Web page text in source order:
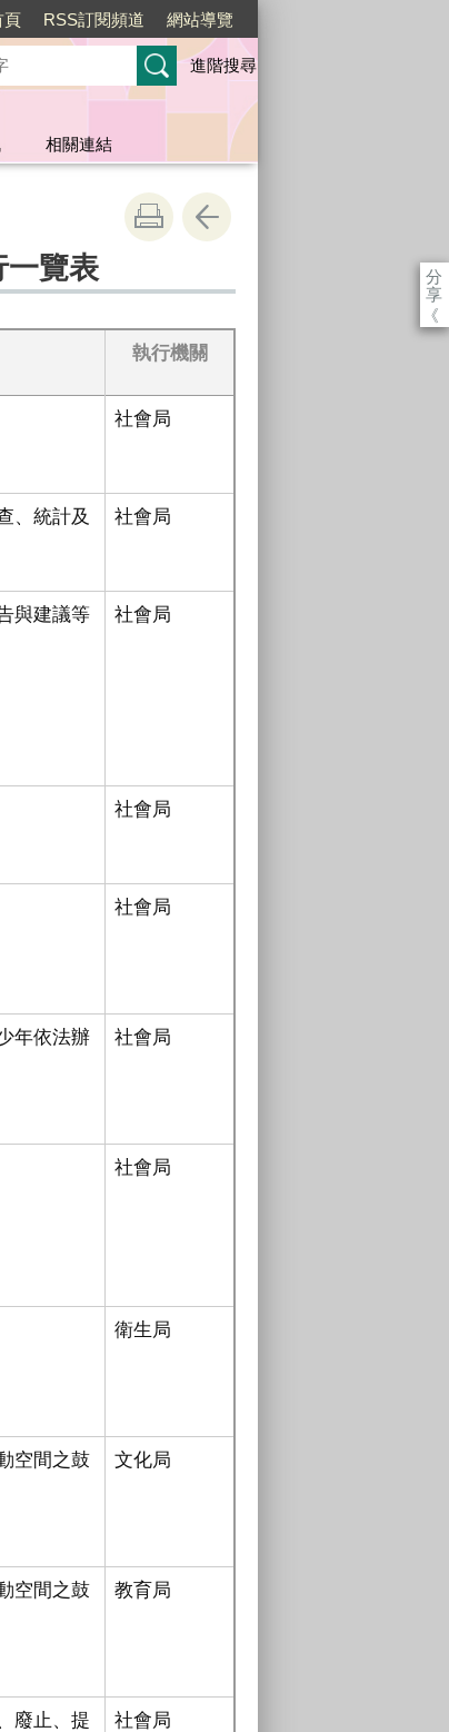
頁 RSS訂閱頻道 網站導覽
進階搜尋
相關連結
分
享
《
一覽表
執行機關
社會局
、統計及
社會局
與建議等
社會局
社會局
社會局
年依法辦
社會局
社會局
衛生局
空間之鼓
文化局
空間之鼓
教育局
廢止、提
社會局